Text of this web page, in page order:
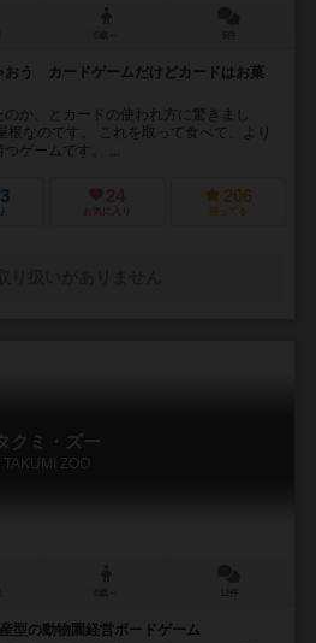
おう カードゲームだけどカードはお菓
か、とカードの使われ方に驚きまし
根なのです。 これを取って食べて、より
ゲームです。 ...
24
お気に入り
206
持ってる
クミ・ズー
TAKUMI ZOO
型の動物園経営ボードゲーム